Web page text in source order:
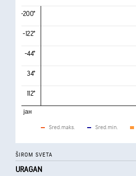
-200°
-122°
-44°
34°
112°
јан
Sred.maks. Sred.min.
ŠIROM SVETA
URAGAN